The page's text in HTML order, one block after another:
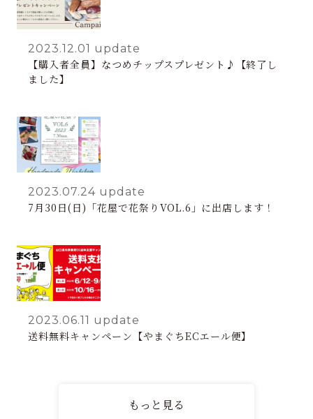
2023.12.01 update
【購入者全員】なつめチップスプレゼント♪【終了し
ました】
2023.07.24 update
7月30日(日)「花屋で花祭りVOL.6」に出店します！
2023.06.11 update
送料無料キャンペーン【やまぐちECエール便】
もっと見る